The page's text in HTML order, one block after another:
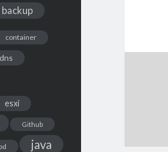
backup
container
dns
esxi
Github
java